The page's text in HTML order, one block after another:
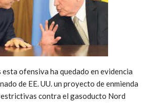
esta ofensiva ha quedado en evidencia
de EE. UU. un proyecto de enmienda
contra el gasoducto Nord